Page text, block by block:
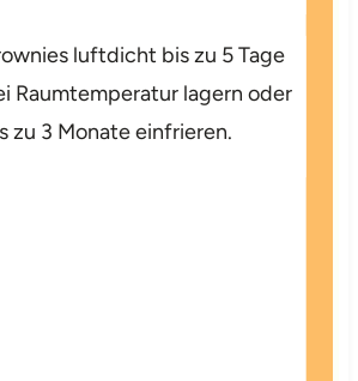
luftdicht bis zu 5 Tage
Raumtemperatur lagern oder
zu 3 Monate einfrieren.